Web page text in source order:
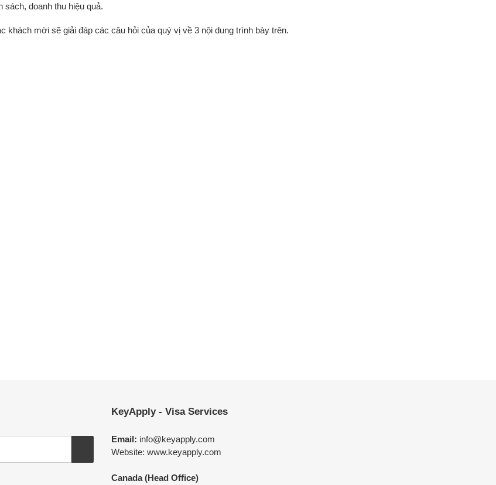
sách, doanh thu hiệu quả.
khách mời sẽ giải đáp các câu hỏi của quý vị về 3 nội dung trình bày trên.
KeyApply - Visa Services
Email: info@keyapply.com
Website: www.keyapply.com
Canada (Head Office)